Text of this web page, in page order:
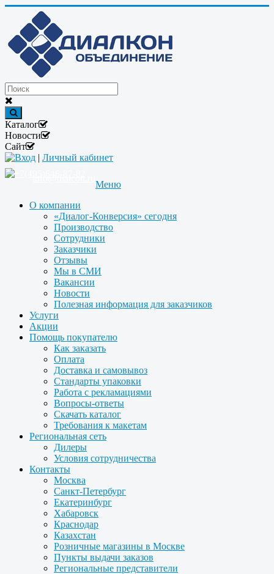
Каталог
Новости
Сайт
Вход | Личный кабинет
Меню
О компании
«Диалог-Конверсия» сегодня
Производство
Сотрудники
Заказчики
Отзывы
Мы в СМИ
Вакансии
Новости
Полезная информация для заказчиков
Услуги
Акции
Помощь покупателю
Как заказать
Оплата
Доставка и самовывоз
Стандарты упаковки
Работа с рекламациями
Вопросы-ответы
Скачать каталог
Требования к макетам
Региональная сеть
Дилеры
Условия сотрудничества
Контакты
Москва
Санкт-Петербург
Екатеринбург
Хабаровск
Краснодар
Казахстан
Розничные магазины в Москве
Пункты выдачи заказов
Региональные представители